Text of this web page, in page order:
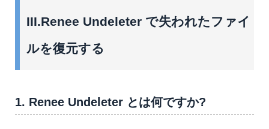
III.Renee Undeleter で失われたファイ
ルを復元する
1. Renee Undeleter とは何ですか?